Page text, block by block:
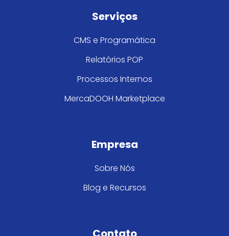
Serviços
CMS e Programática
Relatórios POP
Processos Internos
MercaDOOH Marketplace
Empresa
Sobre Nós
Blog e Recursos